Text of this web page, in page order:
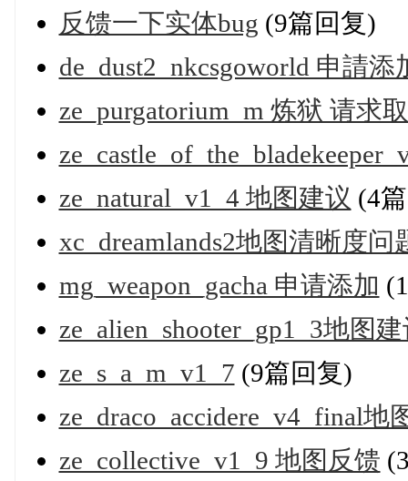
反馈一下实体bug (9篇回复)
de_dust2_nkcsgoworld 申請添
ze_purgatorium_m 炼狱 请求
ze_natural_v1_4 地图建议 (4
xc_dreamlands2地图清晰度问
mg_weapon_gacha 申请添加
ze_alien_shooter_gp1_3地图
ze_s_a_m_v1_7 (9篇回复)
ze_draco_accidere_v4_final地
ze_collective_v1_9 地图反馈